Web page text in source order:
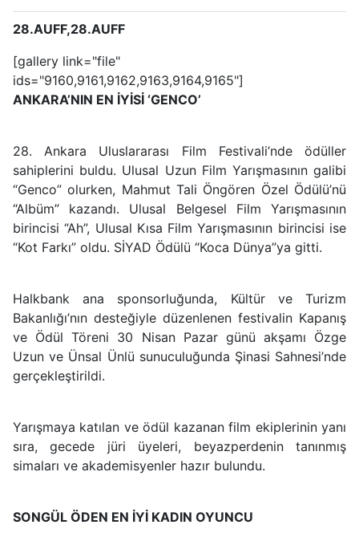
28.AUFF,28.AUFF
[gallery link="file"
ids="9160,9161,9162,9163,9164,9165"]
ANKARA’NIN EN İYİSİ ‘GENCO’
28. Ankara Uluslararası Film Festivali’nde ödüller
sahiplerini buldu. Ulusal Uzun Film Yarışmasının galibi
“Genco” olurken, Mahmut Tali Öngören Özel Ödülü’nü
“Albüm” kazandı. Ulusal Belgesel Film Yarışmasının
birincisi “Ah”, Ulusal Kısa Film Yarışmasının birincisi ise
“Kot Farkı” oldu. SİYAD Ödülü “Koca Dünya”ya gitti.
Halkbank ana sponsorluğunda, Kültür ve Turizm
Bakanlığı’nın desteğiyle düzenlenen festivalin Kapanış
ve Ödül Töreni 30 Nisan Pazar günü akşamı Özge
Uzun ve Ünsal Ünlü sunuculuğunda Şinasi Sahnesi’nde
gerçekleştirildi.
Yarışmaya katılan ve ödül kazanan film ekiplerinin yanı
sıra, gecede jüri üyeleri, beyazperdenin tanınmış
simaları ve akademisyenler hazır bulundu.
SONGÜL ÖDEN EN İYİ KADIN OYUNCU